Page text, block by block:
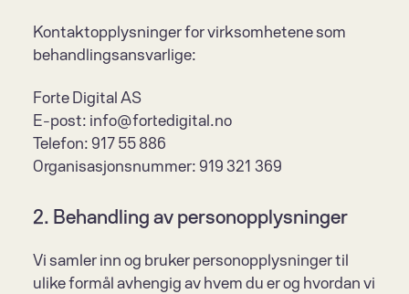
Kontaktopplysninger for virksomhetene som
behandlingsansvarlige:
Forte Digital AS
E-post: info@fortedigital.no
Telefon: 917 55 886
Organisasjonsnummer: 919 321 369
2. Behandling av personopplysninger
Vi samler inn og bruker personopplysninger til
ulike formål avhengig av hvem du er og hvordan vi